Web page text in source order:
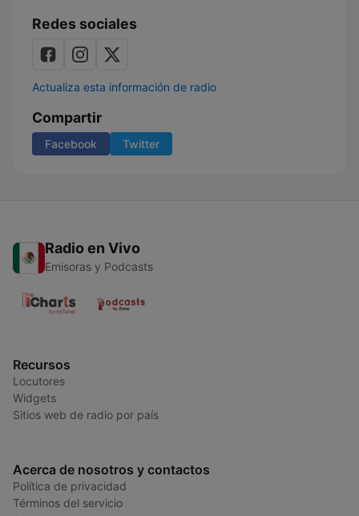
Redes sociales
Actualiza esta información de radio
Compartir
Facebook Twitter
Radio en Vivo
Emisoras y Podcasts
Recursos
Locutores
Widgets
Sitios web de radio por país
Acerca de nosotros y contactos
Política de privacidad
Términos del servicio